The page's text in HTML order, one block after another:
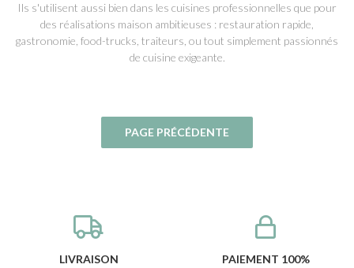
Ils s'utilisent aussi bien dans les cuisines professionnelles que pour
des réalisations maison ambitieuses : restauration rapide,
gastronomie, food-trucks, traiteurs, ou tout simplement passionnés
de cuisine exigeante.
LIVRAISON
PAIEMENT 100%